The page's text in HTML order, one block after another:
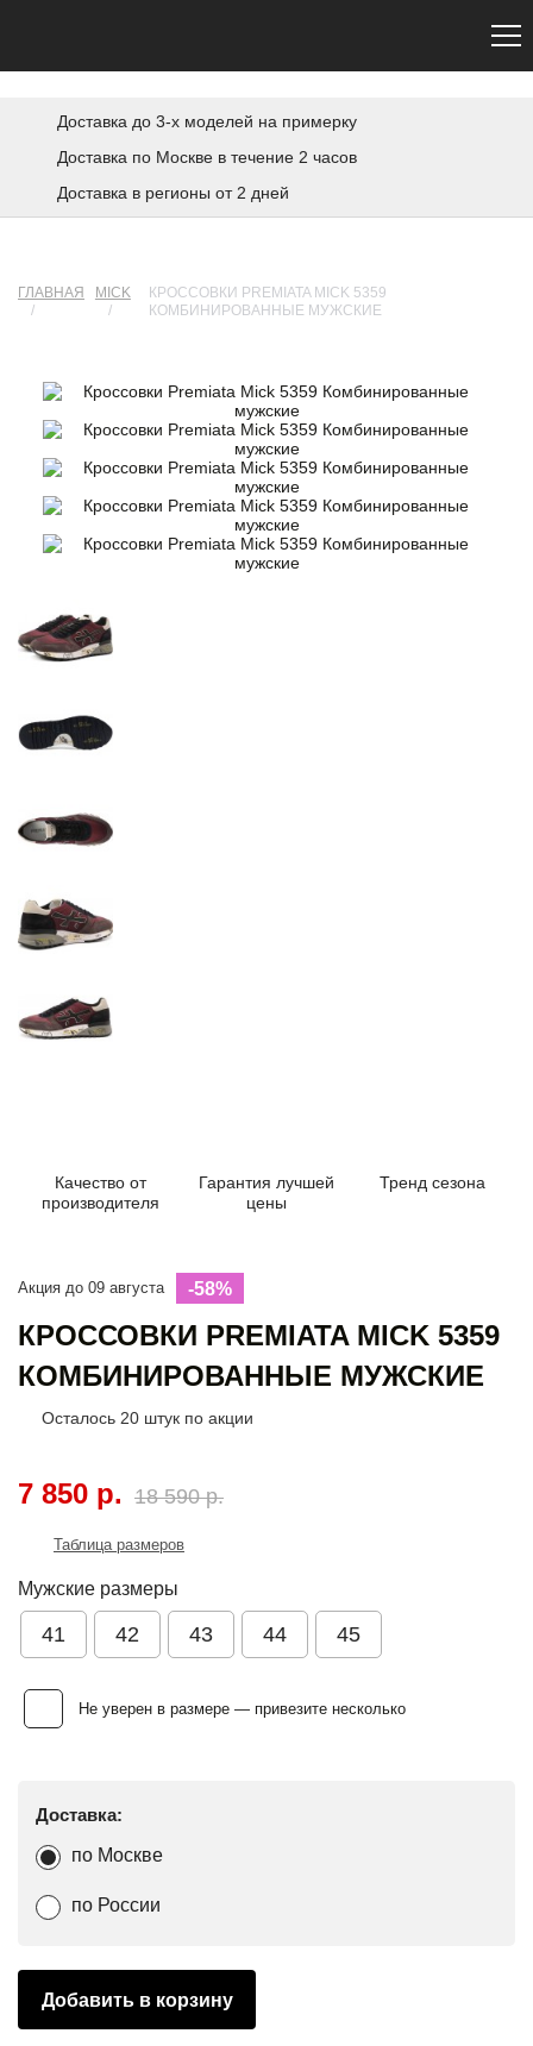
Доставка до 3-х моделей на примерку
Доставка по Москве в течение 2 часов
Доставка в регионы от 2 дней
ГЛАВНАЯ
/
MICK
/
КРОССОВКИ PREMIATA MICK 5359
КОМБИНИРОВАННЫЕ МУЖСКИЕ
Качество от
производителя
Гарантия лучшей
цены
Тренд сезона
Акция до 09 августа -58%
КРОССОВКИ PREMIATA MICK 5359
КОМБИНИРОВАННЫЕ МУЖСКИЕ
Осталось 20 штук по акции
7 850 р. 18 590 р.
Таблица размеров
Мужские размеры
41 42 43 44 45
Не уверен в размере — привезите несколько
Доставка:
по Москве
по России
Добавить в корзину